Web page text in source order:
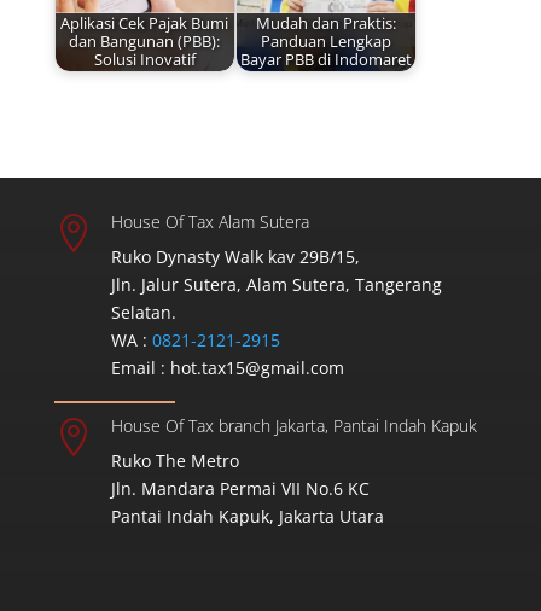
Aplikasi Cek Pajak Bumi
dan Bangunan (PBB):
Solusi Inovatif
Mudah dan Praktis:
Panduan Lengkap
Bayar PBB di Indomaret

House Of Tax Alam Sutera
Ruko Dynasty Walk kav 29B/15,
Jln. Jalur Sutera, Alam Sutera, Tangerang
Selatan.
WA : 0821-2121-2915
Email : hot.tax15@gmail.com

House Of Tax branch Jakarta, Pantai Indah Kapuk
Ruko The Metro
Jln. Mandara Permai VII No.6 KC
Pantai Indah Kapuk, Jakarta Utara